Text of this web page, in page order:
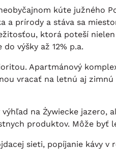
kúte južného
prírody a stáva sa
ktorá poteší
výšky až 12% p.a.
Apartmánový komplex
vracať na letnú aj
na Żywiecke jazero,
produktov. Môže byť
sieti, popíjanie kávy v